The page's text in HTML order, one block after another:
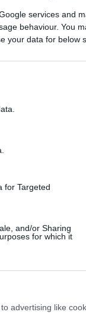
services and
behaviour. You
your data for below
for Targeted
and/or Sharing
for which it
advertising like
ennek
A
FORDULNI!
alatt
tartani, hogy
vagy
kutyát vagy
szabad